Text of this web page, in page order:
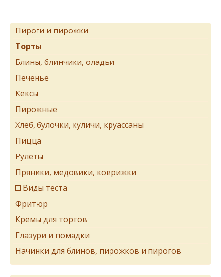
Пироги и пирожки
Торты
Блины, блинчики, оладьи
Печенье
Кексы
Пирожные
Хлеб, булочки, куличи, круассаны
Пицца
Рулеты
Пряники, медовики, коврижки
Виды теста
Фритюр
Кремы для тортов
Глазури и помадки
Начинки для блинов, пирожков и пирогов